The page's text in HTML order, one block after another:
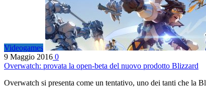
Videogames
9 Maggio 2016 0
Overwatch: provata la open-beta del nuovo prodotto Blizzard
Overwatch si presenta come un tentativo, uno dei tanti che la